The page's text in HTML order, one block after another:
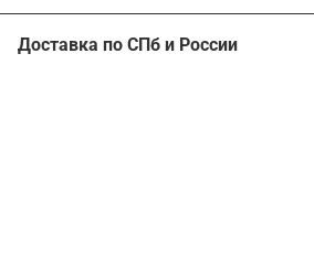
Расчитать стоимость ваших линз
Доставка по СПб и России